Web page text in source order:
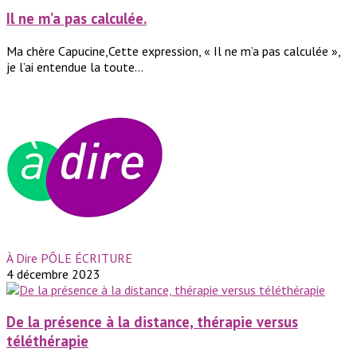
Il ne m’a pas calculée.
Ma chère Capucine,Cette expression, « Il ne m’a pas calculée »,
je l’ai entendue la toute...
À Dire PÔLE ÉCRITURE
4 décembre 2023
De la présence à la distance, thérapie versus
téléthérapie